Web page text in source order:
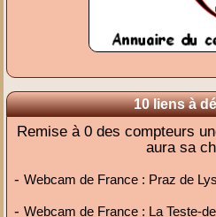
10 liens à
Remise à 0 des compteurs
aura sa
-Webcam de France : Praz de
-Webcam de France : La Teste-